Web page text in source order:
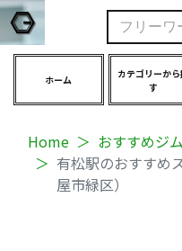
ホーム
カテゴリーから
す
Home
おすすめジム
有松駅のおすすめ
屋市緑区）